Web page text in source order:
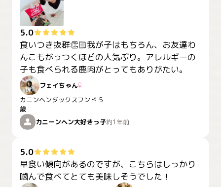
5.0
食いつき抜群👏🏻我が子はもちろん、お友達わ
んこもがっつくほどの人気ぶり。アレルギーの
子も食べられる鹿肉がとってもありがたい。
フェイちゃん♀
カニンヘンダックスフンド 5
歳
カニーンヘン大好きっ子約1年前
5.0
早食い傾向があるのですが、こちらはしっかり
噛んで食べてとても美味しそうでした！